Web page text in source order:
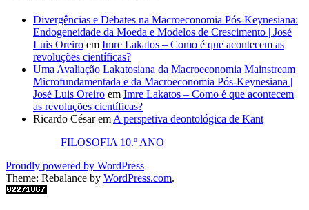
Divergências e Debates na Macroeconomia Pós-Keynesiana:
Endogeneidade da Moeda e Modelos de Crescimento | José
Luis Oreiro em Imre Lakatos – Como é que acontecem as
revoluções científicas?
Uma Avaliação Lakatosiana da Macroeconomia Mainstream
Microfundamentada e da Macroeconomia Pós-Keynesiana |
José Luis Oreiro em Imre Lakatos – Como é que acontecem
as revoluções científicas?
Ricardo Césarem A perspetiva deontológica de Kant
FILOSOFIA 10.º ANO
Proudly powered by WordPress
Theme: Rebalance by WordPress.com.